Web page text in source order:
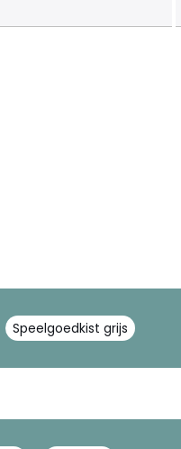
Speelgoedkist grijs